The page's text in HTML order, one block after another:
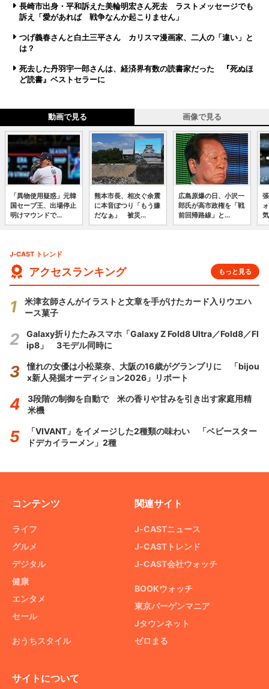
長崎市出身・平和訴えた美輪明宏さん死去 ラストメッセージでも
訴え「愛があれば 戦争なんか起こりません」
つげ義春さんと白土三平さん カリスマ漫画家、二人の「違い」と
は？
死去した丹羽宇一郎さんは、経済界有数の読書家だった 『死ぬほ
ど読書』ベストセラーに
動画で見る 画像で見る
「異物使用疑惑」元韓
国セーブ王、出場停止
明けマウンドで...
熊本市長、相次ぐ余震
に本音ぽつり「もう嫌
だなぁ」 被災...
広島原爆の日、小沢一
郎氏が高市政権を「戦
前回帰路線」と...
J-CAST トレンド
アクセスランキング もっと見る
米津玄師さんがイラストと文章を手がけたカード入りウエハ
ース菓子
Galaxy折りたたみスマホ「Galaxy Z Fold8 Ultra／Fold8／Fl
ip8」 3モデル同時に
憧れの女優は小松菜奈、大阪の16歳がグランプリに 「bijou
x新人発掘オーディション2026」リポート
3段階の制御を自動で 米の香りや甘みを引き出す家庭用精
米機
「VIVANT」をイメージした2種類の味わい 「ベビースター
ドデカイラーメン」2種
コンテンツ
ライフ
グルメ
デジタル
健康
エンタメ
セール
おうちスタイル
関連サイト
J-CASTニュース
J-CASTトレンド
J-CAST会社ウォッチ
BOOKウォッチ
東京バーゲンマニア
Jタウンネット
ゼロまる
サイトについて